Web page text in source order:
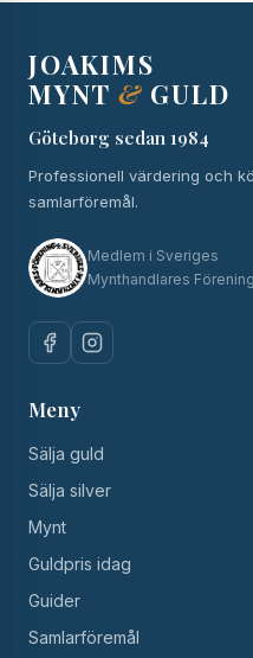
JOAKIMS
MYNT & GULD
Göteborg sedan 1984
Professionell värdering och
samlarföremål.
Medlem i Sveriges
Mynthandlares Förening
Meny
Sälja guld
Sälja silver
Mynt
Guldpris idag
Guider
Samlarföremål